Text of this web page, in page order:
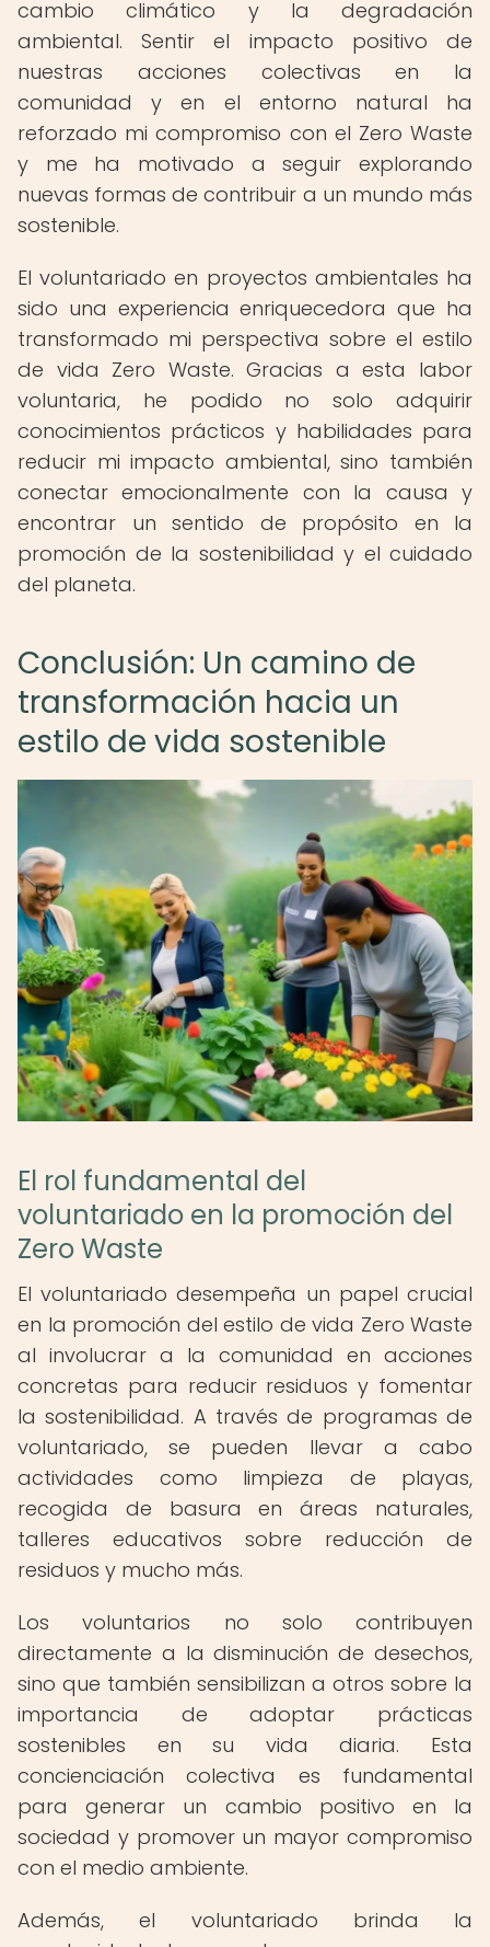
cambio climático y la degradación
ambiental. Sentir el impacto positivo de
nuestras acciones colectivas en la
comunidad y en el entorno natural ha
reforzado mi compromiso con el Zero Waste
y me ha motivado a seguir explorando
nuevas formas de contribuir a un mundo más
sostenible.
El voluntariado en proyectos ambientales ha
sido una experiencia enriquecedora que ha
transformado mi perspectiva sobre el estilo
de vida Zero Waste. Gracias a esta labor
voluntaria, he podido no solo adquirir
conocimientos prácticos y habilidades para
reducir mi impacto ambiental, sino también
conectar emocionalmente con la causa y
encontrar un sentido de propósito en la
promoción de la sostenibilidad y el cuidado
del planeta.
Conclusión: Un camino de
transformación hacia un
estilo de vida sostenible
El rol fundamental del
voluntariado en la promoción del
Zero Waste
El voluntariado desempeña un papel crucial
en la promoción del estilo de vida Zero Waste
al involucrar a la comunidad en acciones
concretas para reducir residuos y fomentar
la sostenibilidad. A través de programas de
voluntariado, se pueden llevar a cabo
actividades como limpieza de playas,
recogida de basura en áreas naturales,
talleres educativos sobre reducción de
residuos y mucho más.
Los voluntarios no solo contribuyen
directamente a la disminución de desechos,
sino que también sensibilizan a otros sobre la
importancia de adoptar prácticas
sostenibles en su vida diaria. Esta
concienciación colectiva es fundamental
para generar un cambio positivo en la
sociedad y promover un mayor compromiso
con el medio ambiente.
Además, el voluntariado brinda la